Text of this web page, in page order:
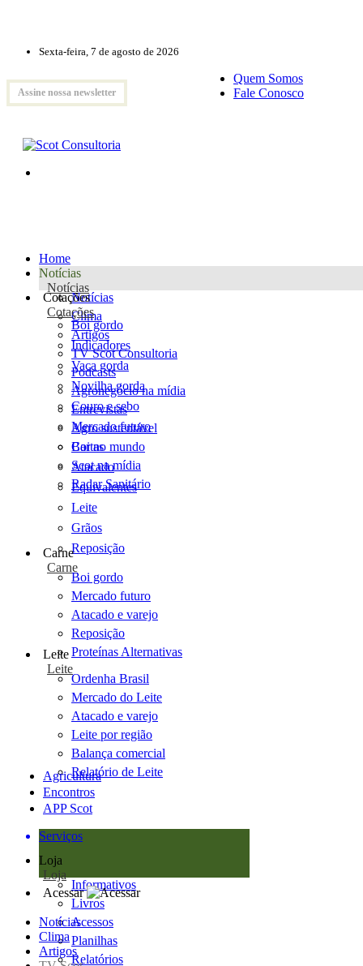
Sexta-feira, 7 de agosto de 2026
Assine nossa newsletter
Quem Somos
Fale Conosco
Home
Notícias
Notícias
Notícias
Clima
Artigos
TV Scot Consultoria
Podcasts
Agronegócio na mídia
Entrevistas
Agro sustentável
Cartas
Scot na mídia
Radar Sanitário
Cotações
Cotações
Boi gordo
Indicadores
Vaca gorda
Novilha gorda
Couro e sebo
Mercado futuro
Boi no mundo
Atacado
Equivalentes
Leite
Grãos
Reposição
Carne
Carne
Boi gordo
Mercado futuro
Atacado e varejo
Reposição
Proteínas Alternativas
Leite
Leite
Ordenha Brasil
Mercado do Leite
Atacado e varejo
Leite por região
Balança comercial
Relatório de Leite
Agricultura
Encontros
APP Scot
Serviços
Loja
Loja
Informativos
Livros
Acessos
Planilhas
Relatórios
Acessar
Notícias
Clima
Artigos